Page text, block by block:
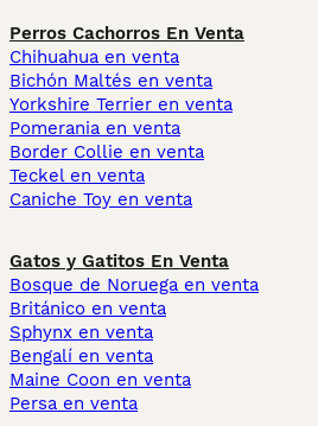
Perros Cachorros En Venta
Chihuahua en venta
Bichón Maltés en venta
Yorkshire Terrier en venta
Pomerania en venta
Border Collie en venta
Teckel en venta
Caniche Toy en venta
Gatos y Gatitos En Venta
Bosque de Noruega en venta
Británico en venta
Sphynx en venta
Bengalí en venta
Maine Coon en venta
Persa en venta